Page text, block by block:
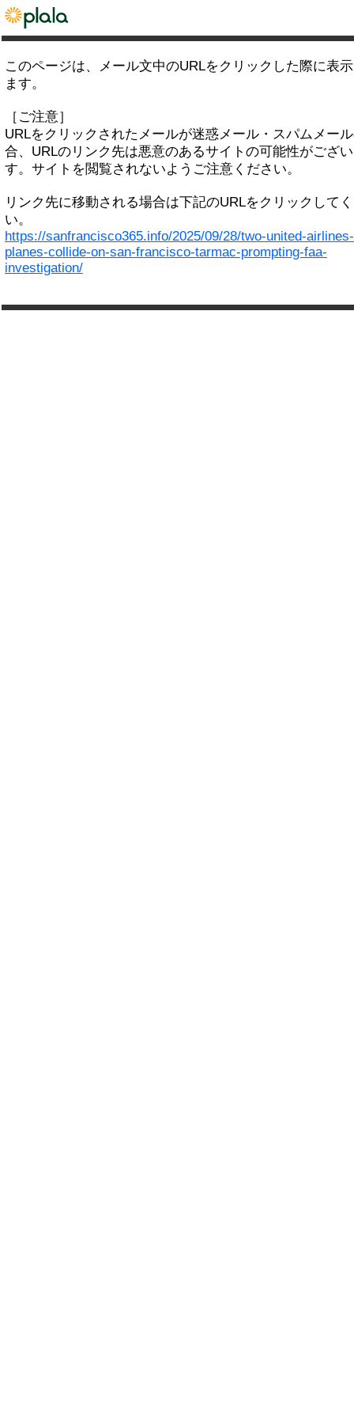
このページは、メール文中のURLをクリックした際に表
ます。
［ご注意］
URLをクリックされたメールが迷惑メール・スパムメー
合、URLのリンク先は悪意のあるサイトの可能性がござ
す。サイトを閲覧されないようご注意ください。
リンク先に移動される場合は下記のURLをクリックして
い。
https://sanfrancisco365.info/2025/09/28/two-united-airlines-
planes-collide-on-san-francisco-tarmac-prompting-faa-
investigation/